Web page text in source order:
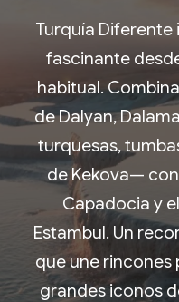
Turquía Diferente
fascinante
habitual.
de Dalyan,
turquesas,
de Kekova—
Capadocia y
Estambul. Un
que une
grandes iconos